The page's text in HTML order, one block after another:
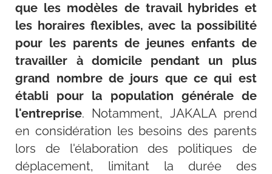
que les modèles de travail hybrides et
les horaires flexibles, avec la possibilité
pour les parents de jeunes enfants de
travailler à domicile pendant un plus
grand nombre de jours que ce qui est
établi pour la population générale de
l'entreprise. Notamment, JAKALA prend
en considération les besoins des parents
lors de l'élaboration des politiques de
déplacement, limitant la durée des